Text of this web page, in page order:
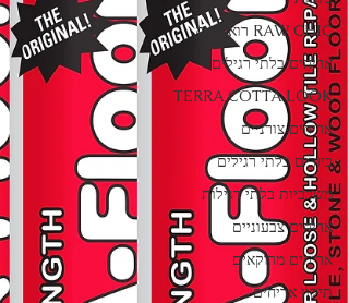
RAW CHIC רואו שיק
אריחים בלתי רגילים
TERRA COTTA LOOK
אריחים צורניים
כיורים בלתי רגילים
משרביות בלתי רגילות
אריחים צבעוניים
אריחים מרוקאים
תיקון אריחים